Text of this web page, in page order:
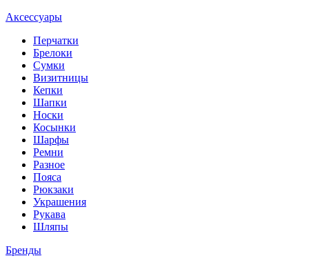
Аксессуары
Перчатки
Брелоки
Сумки
Визитницы
Кепки
Шапки
Носки
Косынки
Шарфы
Ремни
Разное
Пояса
Рюкзаки
Украшения
Рукава
Шляпы
Бренды